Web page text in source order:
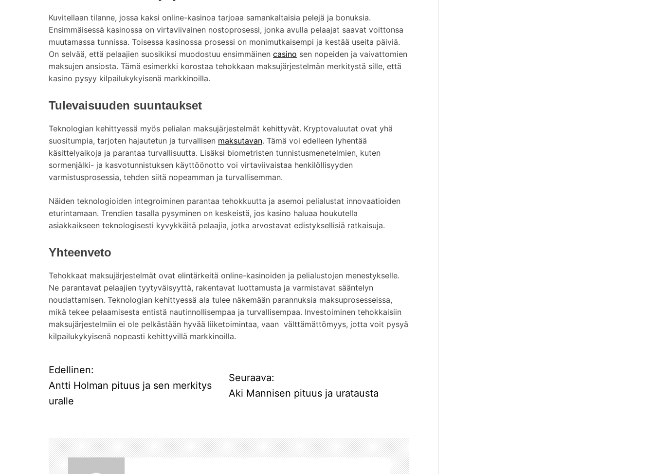
Kuvitellaan tilanne, jossa kaksi online-kasinoa tarjoaa samankaltaisia pelejä ja bonuksia.
Ensimmäisessä kasinossa on virtaviivainen nostoprosessi, jonka avulla pelaajat saavat voittonsa
muutamassa tunnissa. Toisessa kasinossa prosessi on monimutkaisempi ja kestää useita päiviä.
On selvää, että pelaajien suosikiksi muodostuu ensimmäinen casino sen nopeiden ja vaivattomien
maksujen ansiosta. Tämä esimerkki korostaa tehokkaan maksujärjestelmän merkitystä sille, että
kasino pysyy kilpailukykyisenä markkinoilla.
Tulevaisuuden suuntaukset
Teknologian kehittyessä myös pelialan maksujärjestelmät kehittyvät. Kryptovaluutat ovat yhä
suositumpia, tarjoten hajautetun ja turvallisen maksutavan. Tämä voi edelleen lyhentää
käsittelyaikoja ja parantaa turvallisuutta. Lisäksi biometristen tunnistusmenetelmien, kuten
sormenjälki- ja kasvotunnistuksen käyttöönotto voi virtaviivaistaa henkilöllisyyden
varmistusprosessia, tehden siitä nopeamman ja turvallisemman.
Näiden teknologioiden integroiminen parantaa tehokkuutta ja asemoi pelialustat innovaatioiden
eturintamaan. Trendien tasalla pysyminen on keskeistä, jos kasino haluaa houkutella
asiakkaikseen teknologisesti kyvykkäitä pelaajia, jotka arvostavat edistyksellisiä ratkaisuja.
Yhteenveto
Tehokkaat maksujärjestelmät ovat elintärkeitä online-kasinoiden ja pelialustojen menestykselle.
Ne parantavat pelaajien tyytyväisyyttä, rakentavat luottamusta ja varmistavat sääntelyn
noudattamisen. Teknologian kehittyessä ala tulee näkemään parannuksia maksuprosesseissa,
mikä tekee pelaamisesta entistä nautinnollisempaa ja turvallisempaa. Investoiminen tehokkaisiin
maksujärjestelmiin ei ole pelkästään hyvää liiketoimintaa, vaan välttämättömyys, jotta voit pysyä
kilpailukykyisenä nopeasti kehittyvillä markkinoilla.
A
r
i
k
Edellinen:
Antti Holman pituus ja sen merkitys
uralle
Seuraava:
Aki Mannisen pituus ja uratausta